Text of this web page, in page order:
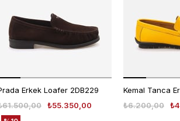
Erkek Loafer 2DB229
₺55.350,00
₺6.200,00